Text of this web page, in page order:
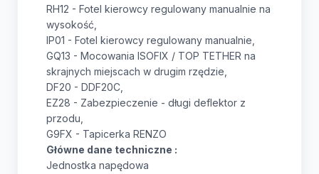
RH12 - Fotel kierowcy regulowany manualnie na
wysokość,
IP01 - Fotel kierowcy regulowany manualnie,
GQ13 - Mocowania ISOFIX / TOP TETHER na
skrajnych miejscach w drugim rzędzie,
DF20 - DDF20C,
EZ28 - Zabezpieczenie - długi deflektor z
przodu,
G9FX - Tapicerka RENZO
Główne dane techniczne :
Jednostka napędowa